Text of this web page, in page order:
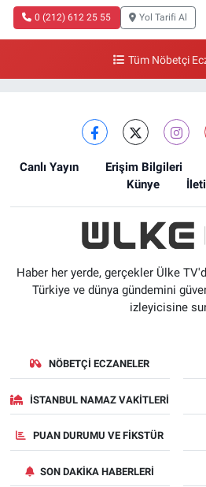
0 (212) 612 25 55 Yol Tarifi Al
Tüm Nöbetçi
Canlı Yayın Erişim Bilgileri
Künye
Haber her yerde, gerçekler Ülke
Türkiye ve dünya gündemini
izleyicisine
NÖBETÇI ECZANELER
İSTANBUL NAMAZ VAKITLERI
PUAN DURUMU VE FIKSTÜR
SON DAKIKA HABERLERI